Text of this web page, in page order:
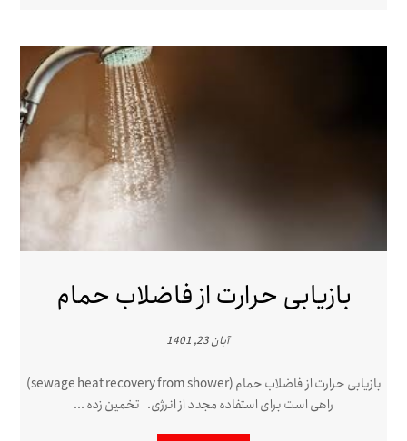
بازیابی حرارت از فاضلاب حمام
آبان 23, 1401
بازیابی حرارت از فاضلاب حمام (sewage heat recovery from shower)
راهی است برای استفاده مجدد از انرژی. تخمین زده ...